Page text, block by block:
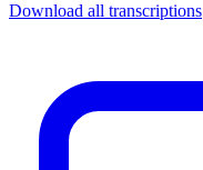
Download all transcriptions